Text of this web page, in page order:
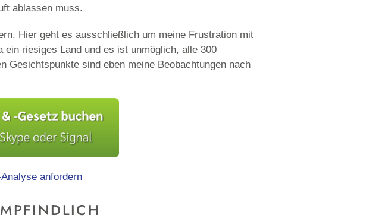
ablassen muss.
Hier geht es ausschließlich um meine Frustration mit
ein riesiges Land und es ist unmöglich, alle 300
Gesichtspunkte sind eben meine Beobachtungen nach
anfordern